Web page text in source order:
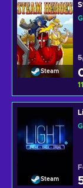
Steam
11
Steam